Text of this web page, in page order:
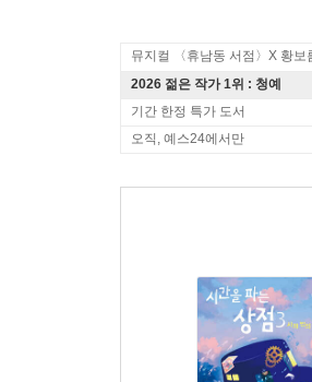
2026 젊은 작가 1위 : 청예
기간 한정 특가 도서
오직, 예스24에서만